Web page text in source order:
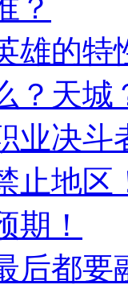
？
雄的特
？天城
业决斗
止地区
期！
后都要